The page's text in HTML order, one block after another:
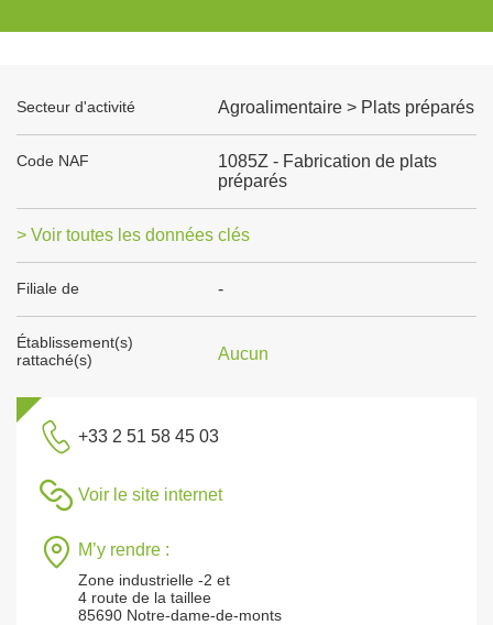
Secteur d'activité Agroalimentaire > Plats préparés
Code NAF
1085Z - Fabrication de plats
préparés
> Voir toutes les données clés
Filiale de -
Établissement(s)
rattaché(s)
Aucun
+33 2 51 58 45 03
Voir le site internet
M’y rendre :
Zone industrielle -2 et
4 route de la taillee
85690 Notre-dame-de-monts